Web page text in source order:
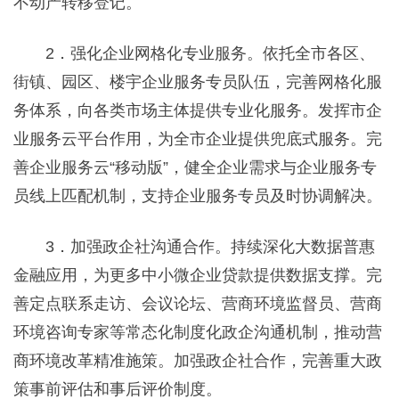
2．强化企业网格化专业服务。依托全市各区、
街镇、园区、楼宇企业服务专员队伍，完善网格化服
务体系，向各类市场主体提供专业化服务。发挥市企
业服务云平台作用，为全市企业提供兜底式服务。完
善企业服务云“移动版”，健全企业需求与企业服务专
员线上匹配机制，支持企业服务专员及时协调解决。
3．加强政企社沟通合作。持续深化大数据普惠
金融应用，为更多中小微企业贷款提供数据支撑。完
善定点联系走访、会议论坛、营商环境监督员、营商
环境咨询专家等常态化制度化政企沟通机制，推动营
商环境改革精准施策。加强政企社合作，完善重大政
策事前评估和事后评价制度。